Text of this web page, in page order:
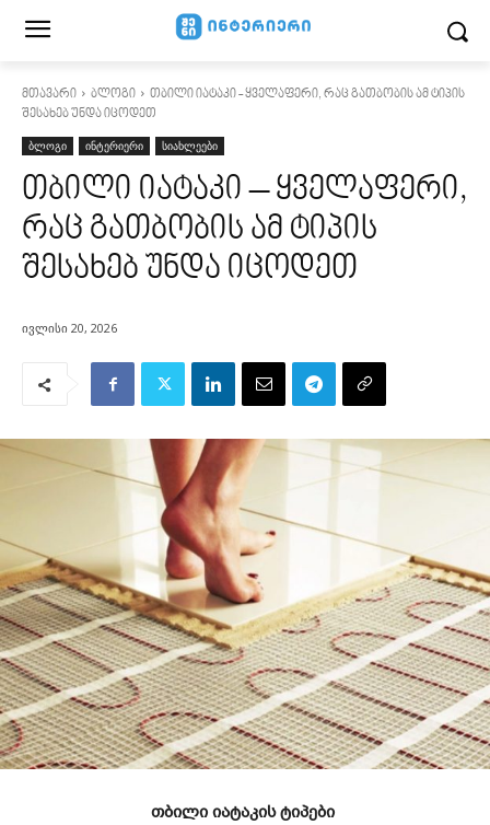
მთავარი ბლოგი
თბილი იატაკი - ყველაფერი, რაც გათბობის ამ ტიპის
შესახებ უნდა იცოდეთ
ბლოგი ინტერიერი სიახლეები
თბილი იატაკი – ყველაფერი,
რაც გათბობის ამ ტიპის
შესახებ უნდა იცოდეთ
ივლისი 20, 2026
თბილი იატაკის ტიპები